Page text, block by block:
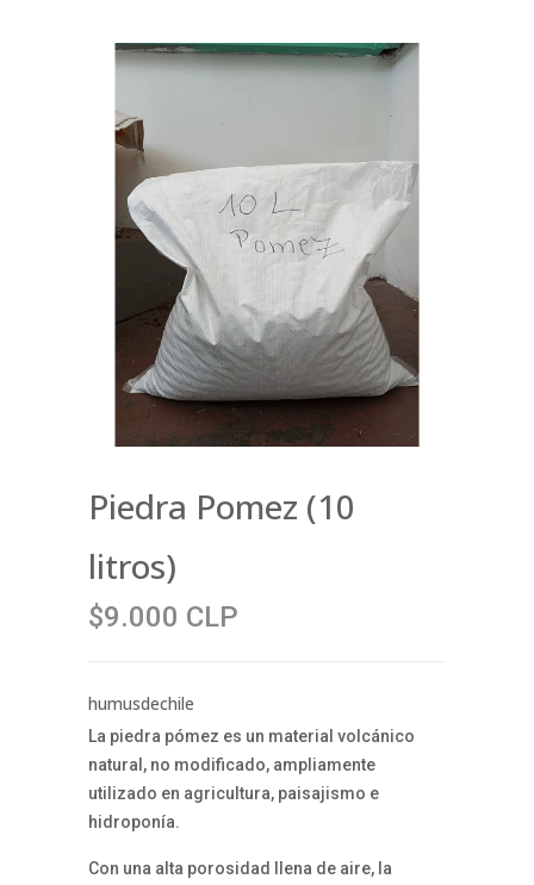
Piedra Pomez (10
litros)
$9.000 CLP
humusdechile
La piedra pómez es un material volcánico
natural, no modificado, ampliamente
utilizado en agricultura, paisajismo e
hidroponía.
Con una alta porosidad llena de aire, la